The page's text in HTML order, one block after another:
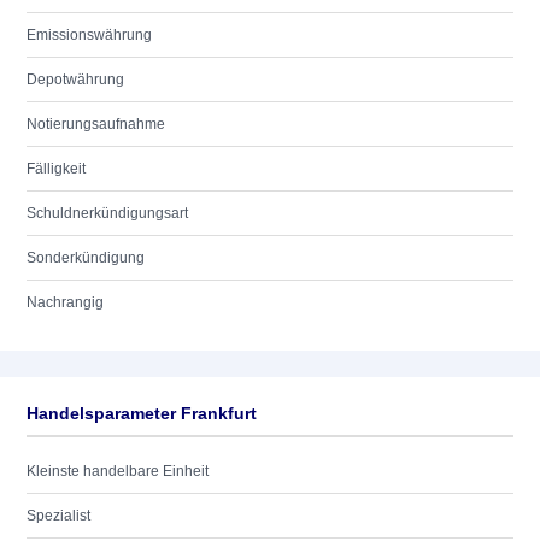
Emissionswährung
Depotwährung
Notierungsaufnahme
Fälligkeit
Schuldnerkündigungsart
Sonderkündigung
Nachrangig
Handelsparameter Frankfurt
Kleinste handelbare Einheit
Spezialist